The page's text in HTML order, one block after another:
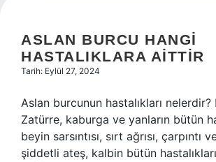
ASLAN BURCU HANGI
HASTALIKLARA AITTIR
Tarih: Eylül 27, 2024
Aslan burcunun hastalıkları nelerdir?
Zatürre, kaburga ve yanların bütün
beyin sarsıntısı, sırt ağrısı, çarpıntı
şiddetli ateş, kalbin bütün